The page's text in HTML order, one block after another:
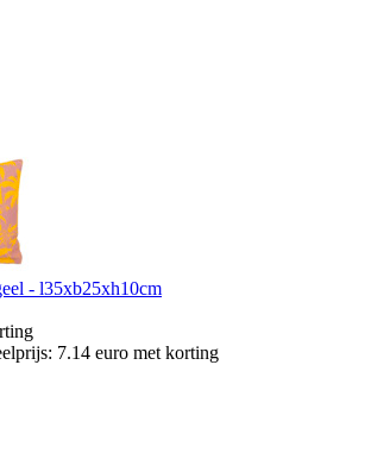
- l35xb25xh10cm
7.14 euro met korting